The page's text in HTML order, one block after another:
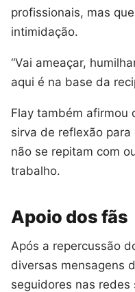
profissionais, mas
intimidação.
“Vai ameaçar,
aqui é na base da
Flay também afirmou
sirva de reflexão
não se repitam com
trabalho.
Apoio dos fãs
Após a repercussão
diversas mensagens
seguidores nas